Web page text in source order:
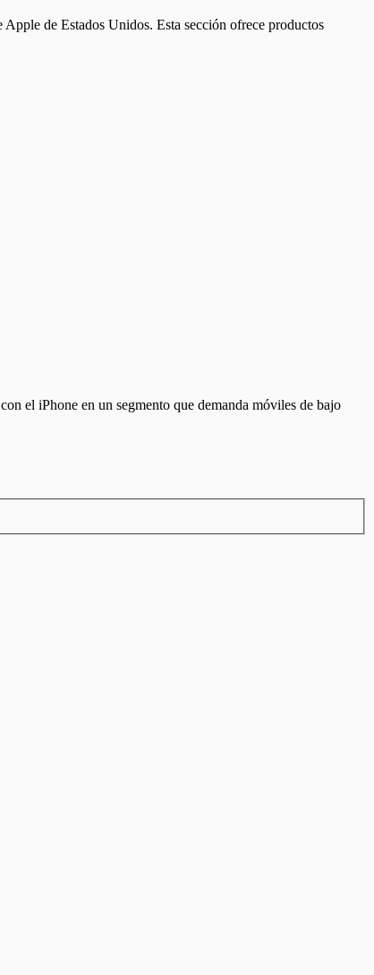
de Estados Unidos. Esta sección ofrece productos
el iPhone en un segmento que demanda móviles de bajo